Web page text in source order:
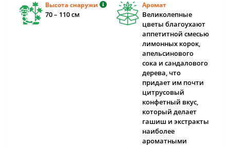
Высота снаружи
70 – 110 cм
Аромат
Великолепные
цветы благоухают
аппетитной смесью
лимонных корок,
апельсинового
сока и сандалового
дерева, что
придает им почти
цитрусовый
конфетный вкус,
который делает
гашиш и экстракты
наиболее
ароматными